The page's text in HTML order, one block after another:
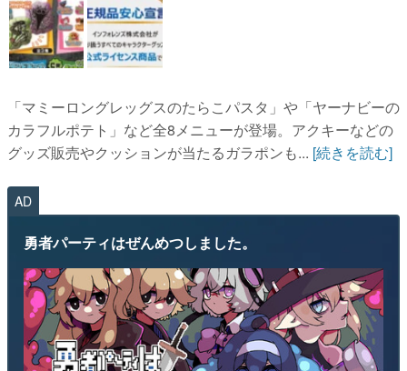
「マミーロングレッグスのたらこパスタ」や「ヤーナビーの
カラフルポテト」など全8メニューが登場。アクキーなどの
グッズ販売やクッションが当たるガラポンも... [続きを読む]
AD
勇者パーティはぜんめつしました。